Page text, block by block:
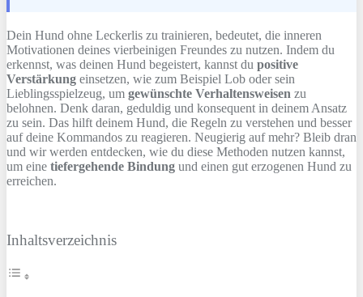
Dein Hund ohne Leckerlis zu trainieren, bedeutet, die inneren
Motivationen deines vierbeinigen Freundes zu nutzen. Indem du
erkennst, was deinen Hund begeistert, kannst du positive
Verstärkung einsetzen, wie zum Beispiel Lob oder sein
Lieblingsspielzeug, um gewünschte Verhaltensweisen zu
belohnen. Denk daran, geduldig und konsequent in deinem Ansatz
zu sein. Das hilft deinem Hund, die Regeln zu verstehen und besser
auf deine Kommandos zu reagieren. Neugierig auf mehr? Bleib dran
und wir werden entdecken, wie du diese Methoden nutzen kannst,
um eine tiefergehende Bindung und einen gut erzogenen Hund zu
erreichen.
Inhaltsverzeichnis